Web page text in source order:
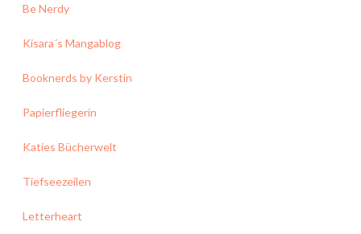
Be Nerdy
Kisara´s Mangablog
Booknerds by Kerstin
Papierfliegerin
Katies Bücherwelt
Tiefseezeilen
Letterheart